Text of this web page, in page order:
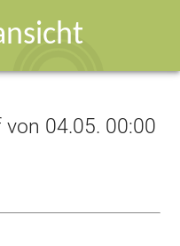
04.05. 00:00